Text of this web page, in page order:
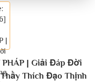
PHÁP | Giải Đáp Đời
Thích Đạo Thịnh